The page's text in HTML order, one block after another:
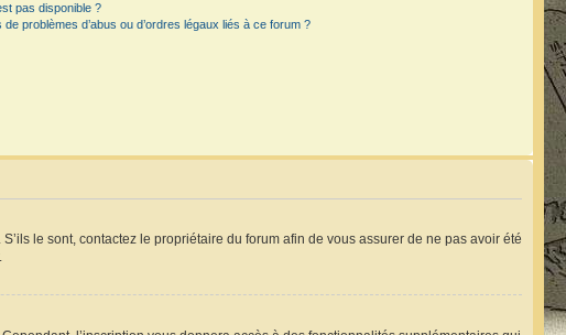
pas disponible ?
problèmes d’abus ou d’ordres légaux liés à ce forum ?
le sont, contactez le propriétaire du forum afin de vous assurer de ne pas avoir été